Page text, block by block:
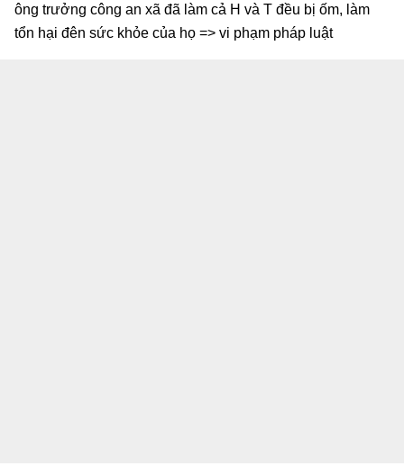
ông trưởng công an xã đã làm cả H và T đều bị ốm, làm
tổn hại đên sức khỏe của họ => vi phạm pháp luật